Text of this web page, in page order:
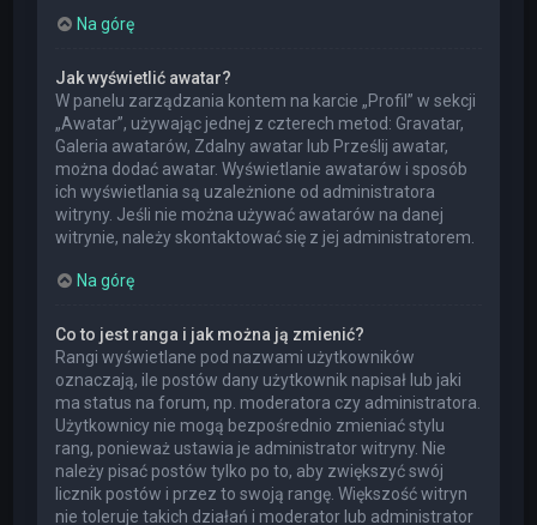
Na górę
Jak wyświetlić awatar?
W panelu zarządzania kontem na karcie „Profil” w sekcji
„Awatar”, używając jednej z czterech metod: Gravatar,
Galeria awatarów, Zdalny awatar lub Prześlij awatar,
można dodać awatar. Wyświetlanie awatarów i sposób
ich wyświetlania są uzależnione od administratora
witryny. Jeśli nie można używać awatarów na danej
witrynie, należy skontaktować się z jej administratorem.
Na górę
Co to jest ranga i jak można ją zmienić?
Rangi wyświetlane pod nazwami użytkowników
oznaczają, ile postów dany użytkownik napisał lub jaki
ma status na forum, np. moderatora czy administratora.
Użytkownicy nie mogą bezpośrednio zmieniać stylu
rang, ponieważ ustawia je administrator witryny. Nie
należy pisać postów tylko po to, aby zwiększyć swój
licznik postów i przez to swoją rangę. Większość witryn
nie toleruje takich działań i moderator lub administrator